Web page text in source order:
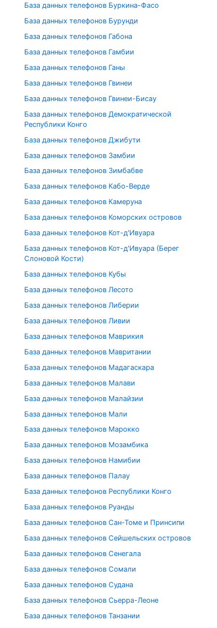
База данных телефонов Буркина-Фасо
База данных телефонов Бурунди
База данных телефонов Габона
База данных телефонов Гамбии
База данных телефонов Ганы
База данных телефонов Гвинеи
База данных телефонов Гвинеи-Бисау
База данных телефонов Демократической
Республики Конго
База данных телефонов Джибути
База данных телефонов Замбии
База данных телефонов Зимбабве
База данных телефонов Кабо-Верде
База данных телефонов Камеруна
База данных телефонов Коморских островов
База данных телефонов Кот-д'Ивуара
База данных телефонов Кот-д'Ивуара (Берег
Слоновой Кости)
База данных телефонов Кубы
База данных телефонов Лесото
База данных телефонов Либерии
База данных телефонов Ливии
База данных телефонов Маврикия
База данных телефонов Мавритании
База данных телефонов Мадагаскара
База данных телефонов Малави
База данных телефонов Малайзии
База данных телефонов Мали
База данных телефонов Марокко
База данных телефонов Мозамбика
База данных телефонов Намибии
База данных телефонов Палау
База данных телефонов Республики Конго
База данных телефонов Руанды
База данных телефонов Сан-Томе и Принсипи
База данных телефонов Сейшельских островов
База данных телефонов Сенегала
База данных телефонов Сомали
База данных телефонов Судана
База данных телефонов Сьерра-Леоне
База данных телефонов Танзании